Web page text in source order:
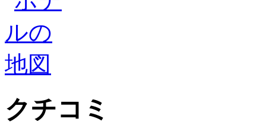
クチコミ